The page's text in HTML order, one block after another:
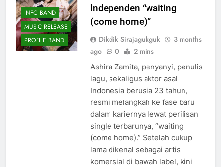
INFO BAND
MUSIC RELEASE
PROFILE BAND
Independen “waiting
(come home)”
Dikdik Sirajagukguk
3 months
ago
0 2 mins
Ashira Zamita, penyanyi, penulis
lagu, sekaligus aktor asal
Indonesia berusia 23 tahun,
resmi melangkah ke fase baru
dalam kariernya lewat perilisan
single terbarunya, “waiting
(come home).” Setelah cukup
lama dikenal sebagai artis
komersial di bawah label, kini